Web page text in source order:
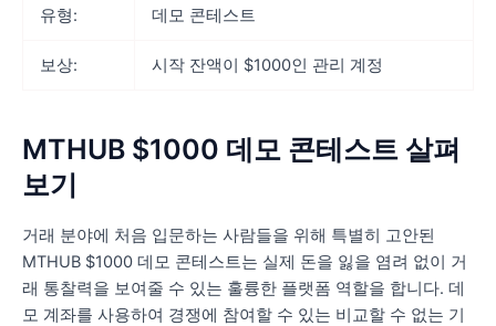
유형: 데모 콘테스트
보상: 시작 잔액이 $1000인 관리 계정
MTHUB $1000 데모 콘테스트 살펴
보기
거래 분야에 처음 입문하는 사람들을 위해 특별히 고안된
MTHUB $1000 데모 콘테스트는 실제 돈을 잃을 염려 없이 거
래 통찰력을 보여줄 수 있는 훌륭한 플랫폼 역할을 합니다. 데
모 계좌를 사용하여 경쟁에 참여할 수 있는 비교할 수 없는 기